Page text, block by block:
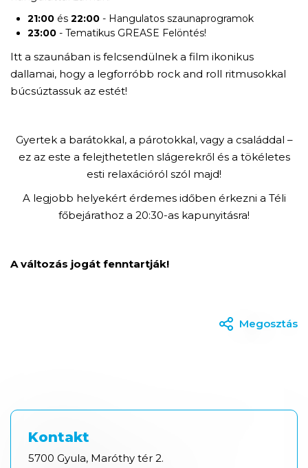
21:00 és 22:00 - Hangulatos szaunaprogramok
23:00 - Tematikus GREASE Felöntés!
Itt a szaunában is felcsendülnek a film ikonikus
dallamai, hogy a legforróbb rock and roll ritmusokkal
búcsúztassuk az estét!
Gyertek a barátokkal, a párotokkal, vagy a családdal –
ez az este a felejthetetlen slágerekről és a tökéletes
esti relaxációról szól majd!
A legjobb helyekért érdemes időben érkezni a Téli
főbejárathoz a 20:30-as kapunyitásra!
A változás jogát fenntartják!
Megosztás
Kontakt
5700 Gyula, Maróthy tér 2.